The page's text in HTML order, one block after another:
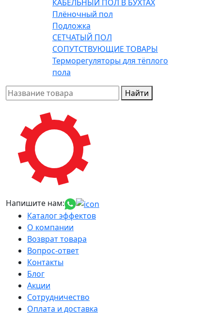
КАБЕЛЬНЫЙ ПОЛ В БУХТАХ
Плёночный пол
Подложка
СЕТЧАТЫЙ ПОЛ
СОПУТСТВУЮЩИЕ ТОВАРЫ
Терморегуляторы для тёплого
пола
Найти
Напишите нам:
Каталог эффектов
О компании
Возврат товара
Вопрос-ответ
Контакты
Блог
Акции
Сотрудничество
Оплата и доставка